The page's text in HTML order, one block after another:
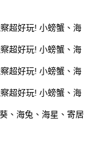
、海兔、海星、寄居